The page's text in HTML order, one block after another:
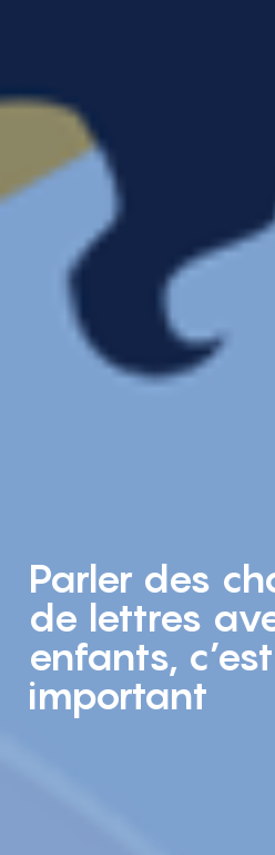
Parler des
de lettres
enfants, c’est
important